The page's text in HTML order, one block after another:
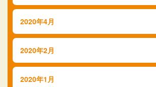
2020年4月
2020年2月
2020年1月